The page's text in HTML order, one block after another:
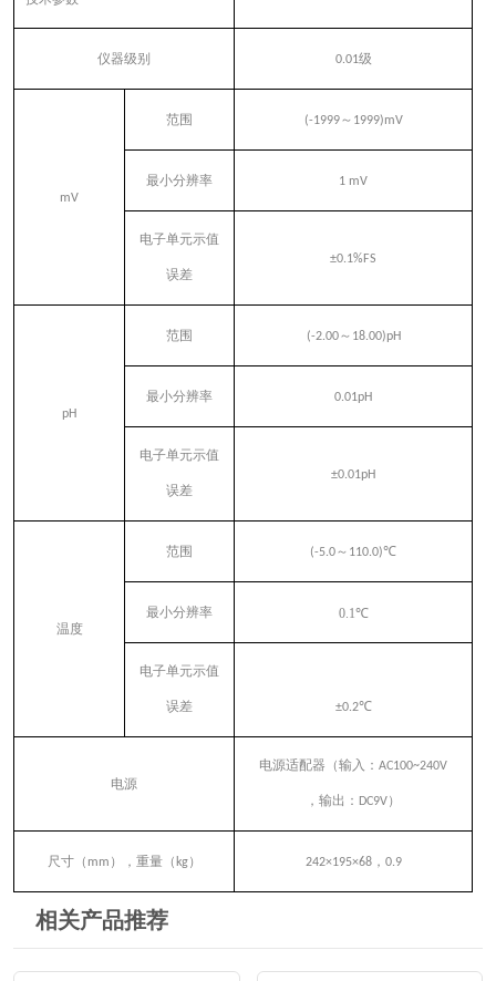
仪器级别 0.01级
mV
范围 (-1999～ 1999)mV
最小分辨率 1 mV
电子单元示值
误差
±0.1%FS
pH
范围 (-2.00～ 18.00)pH
最小分辨率 0.01pH
电子单元示值
误差
±0.01pH
温度
范围 (-5.0～ 110.0)℃
最小分辨率 0.1℃
电子单元示值
误差 ±0.2℃
电源
电源适配器（输入： AC100~240V
，输出： DC9V）
尺寸（ mm ），重量（ kg） 242×195×68， 0.9
相关产品推荐